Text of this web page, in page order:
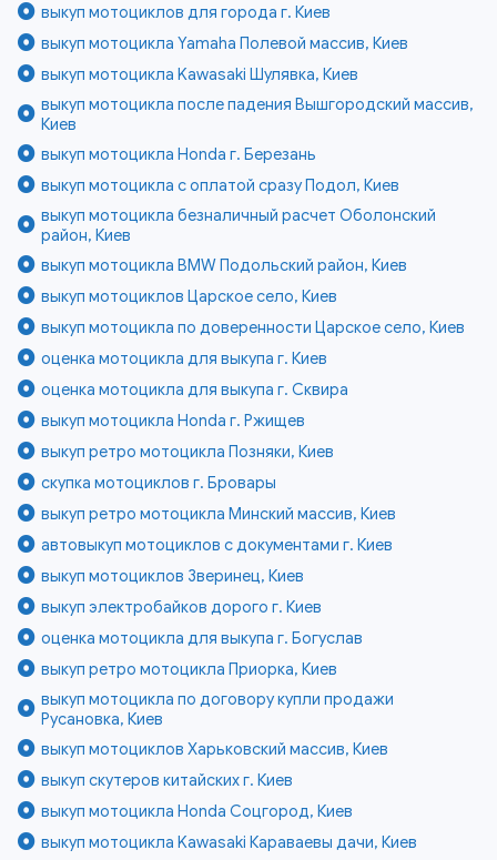
выкуп мотоциклов для города г. Киев
выкуп мотоцикла Yamaha Полевой массив, Киев
выкуп мотоцикла Kawasaki Шулявка, Киев
выкуп мотоцикла после падения Вышгородский массив,
Киев
выкуп мотоцикла Honda г. Березань
выкуп мотоцикла с оплатой сразу Подол, Киев
выкуп мотоцикла безналичный расчет Оболонский
район, Киев
выкуп мотоцикла BMW Подольский район, Киев
выкуп мотоциклов Царское село, Киев
выкуп мотоцикла по доверенности Царское село, Киев
оценка мотоцикла для выкупа г. Киев
оценка мотоцикла для выкупа г. Сквира
выкуп мотоцикла Honda г. Ржищев
выкуп ретро мотоцикла Позняки, Киев
скупка мотоциклов г. Бровары
выкуп ретро мотоцикла Минский массив, Киев
автовыкуп мотоциклов с документами г. Киев
выкуп мотоциклов Зверинец, Киев
выкуп электробайков дорого г. Киев
оценка мотоцикла для выкупа г. Богуслав
выкуп ретро мотоцикла Приорка, Киев
выкуп мотоцикла по договору купли продажи
Русановка, Киев
выкуп мотоциклов Харьковский массив, Киев
выкуп скутеров китайских г. Киев
выкуп мотоцикла Honda Соцгород, Киев
выкуп мотоцикла Kawasaki Караваевы дачи, Киев